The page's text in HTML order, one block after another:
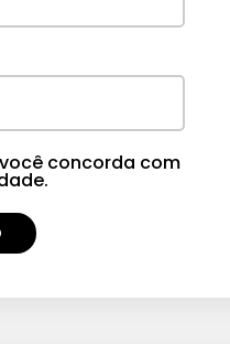
concorda com